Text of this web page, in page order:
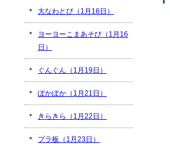
大なわとび（1月16日）
ヨーヨーこまあそび（1月16
日）
ぐんぐん（1月19日）
ぽかぽか（1月21日）
きらきら（1月22日）
プラ板（1月23日）